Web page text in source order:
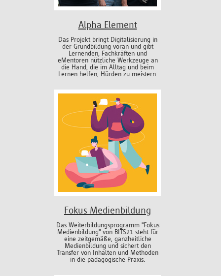
Alpha Element
Das Projekt bringt Digitalisierung in
der Grundbildung voran und gibt
Lernenden, Fachkräften und
eMentoren nützliche Werkzeuge an
die Hand, die im Alltag und beim
Lernen helfen, Hürden zu meistern.
Fokus Medienbildung
Das Weiterbildungsprogramm "Fokus
Medienbildung" von BITS21 steht für
eine zeitgemäße, ganzheitliche
Medienbildung und sichert den
Transfer von Inhalten und Methoden
in die pädagogische Praxis.